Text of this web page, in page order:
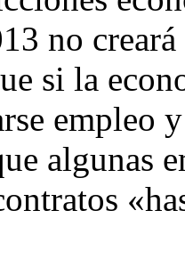
no
si la
empleo
algunas